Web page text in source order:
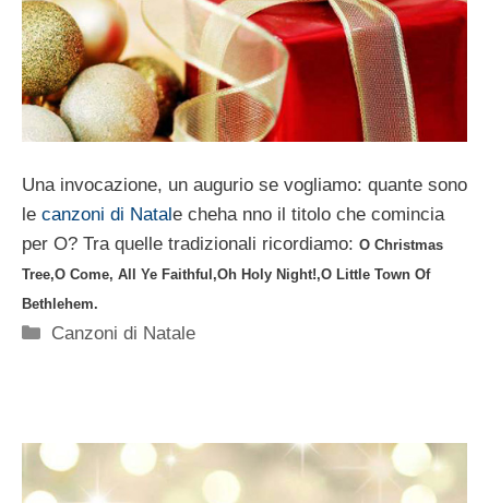
Una invocazione, un augurio se vogliamo: quante sono
le canzoni di Natale cheha nno il titolo che comincia
per O? Tra quelle tradizionali ricordiamo: O Christmas
Tree,O Come, All Ye Faithful,Oh Holy Night!,O Little Town Of
Bethlehem.
Categorie
Canzoni di Natale